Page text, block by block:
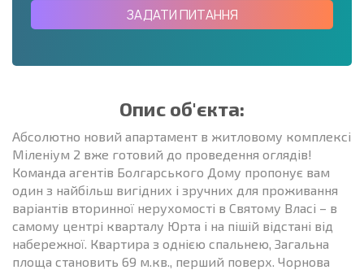
ЗАДАТИ ПИТАННЯ
Опис об'єкта:
Абсолютно новий апартамент в житловому комплексі
Міленіум 2 вже готовий до проведення оглядів!
Команда агентів Болгарського Дому пропонує вам
один з найбільш вигідних і зручних для проживання
варіантів вторинної нерухомості в Святому Власі – в
самому центрі кварталу Юрта і на пішій відстані від
набережної. Квартира з однією спальнею, Загальна
площа становить 69 м.кв., перший поверх. Чорнова